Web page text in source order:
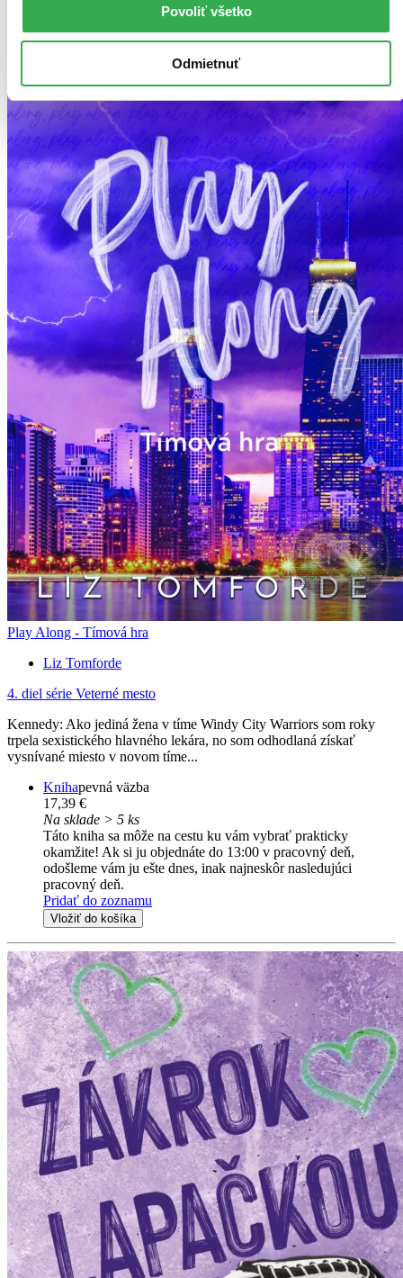
Povoliť všetko
Odmietnuť
Play Along - Tímová hra
Liz Tomforde
4. diel série Veterné mesto
Kennedy: Ako jediná žena v tíme Windy City Warriors som roky
trpela sexistického hlavného lekára, no som odhodlaná získať
vysnívané miesto v novom tíme...
Knihapevná väzba
17,39 €
Na sklade > 5 ks
Táto kniha sa môže na cestu ku vám vybrať prakticky
okamžite! Ak si ju objednáte do 13:00 v pracovný deň,
odošleme vám ju ešte dnes, inak najneskôr nasledujúci
pracovný deň.
Pridať do zoznamu
Vložiť do košíka